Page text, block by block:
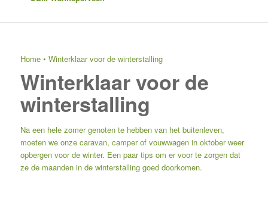
Home• Winterklaar voor de winterstalling
Winterklaar voor de
winterstalling
Na een hele zomer genoten te hebben van het buitenleven,
moeten we onze caravan, camper of vouwwagen in oktober weer
opbergen voor de winter. Een paar tips om er voor te zorgen dat
ze de maanden in de winterstalling goed doorkomen.